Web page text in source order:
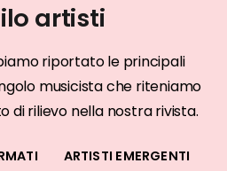
artisti
riportato le principali
musicista che riteniamo
di rilievo nella nostra rivista.
ARTISTI EMERGENTI